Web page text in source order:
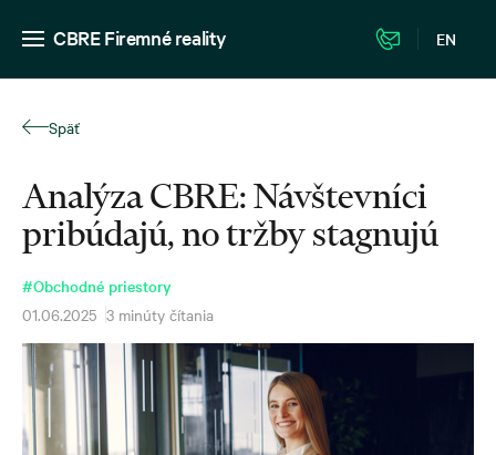
CBRE Firemné reality EN
Späť
#Obchodné priestory
01.06.2025 3 minúty čítania
Analýza CBRE: Návštevníci
pribúdajú, no tržby stagnujú